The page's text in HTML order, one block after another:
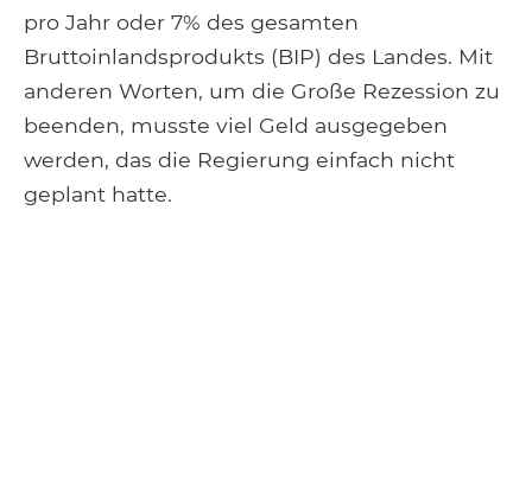
pro Jahr oder 7% des gesamten
Bruttoinlandsprodukts (BIP) des Landes. Mit
anderen Worten, um die Große Rezession zu
beenden, musste viel Geld ausgegeben
werden, das die Regierung einfach nicht
geplant hatte.